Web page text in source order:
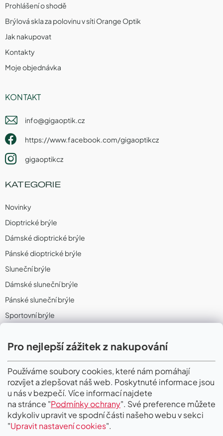
Pro nejlepší zážitek z nakupování
Používáme soubory cookies, které nám pomáhají
rozvíjet a zlepšovat náš web. Poskytnuté informace jsou
u nás v bezpečí. Více informací najdete
na stránce "Podmínky ochrany". Své preference můžete
kdykoliv upravit ve spodní části našeho webu v sekci
"Upravit nastavení cookies".
Prohlášení o shodě
Brýlová skla za polovinu v síti Orange Optik
Jak nakupovat
Kontakty
Moje objednávka
KONTAKT
info@gigaoptik.cz
https://www.facebook.com/gigaoptikcz
gigaoptikcz
KATEGORIE
Novinky
Dioptrické brýle
Dámské dioptrické brýle
Pánské dioptrické brýle
Sluneční brýle
Dámské sluneční brýle
Pánské sluneční brýle
Sportovní brýle
Sportovní dioptrické brýle
II. Jakost
PŘIJÍMÁME ONLINE PLATBY